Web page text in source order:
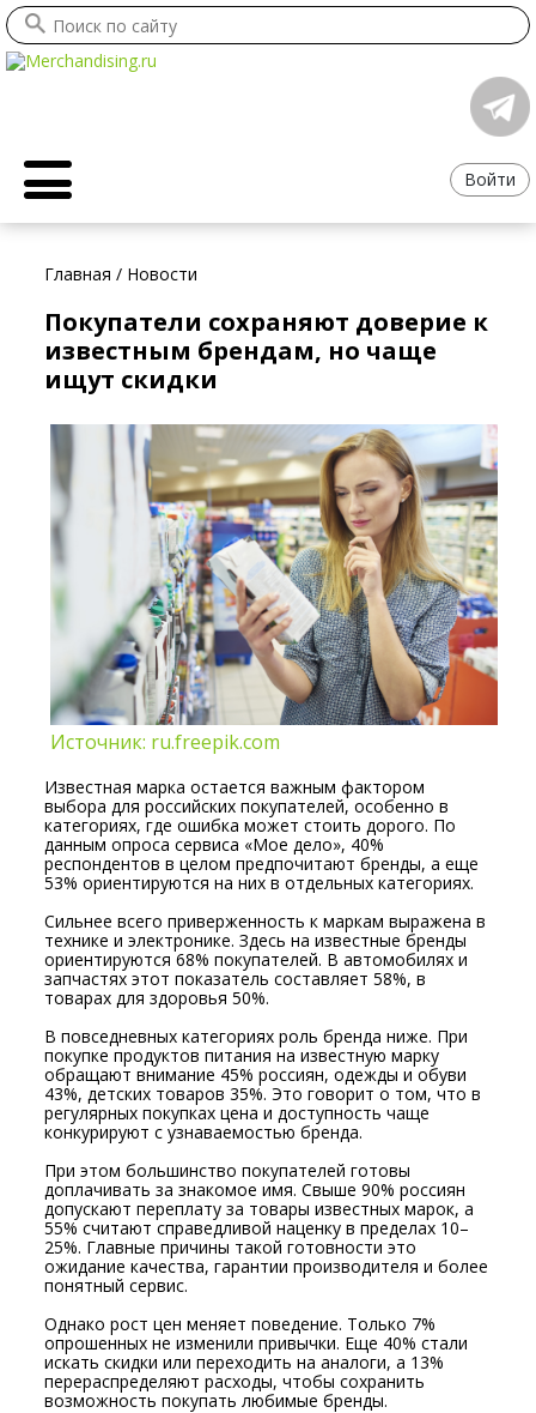
Войти
Главная / Новости
Покупатели сохраняют доверие к
известным брендам, но чаще
ищут скидки
Источник: ru.freepik.com
Известная марка остается важным фактором
выбора для российских покупателей, особенно в
категориях, где ошибка может стоить дорого. По
данным опроса сервиса «Мое дело», 40%
респондентов в целом предпочитают бренды, а еще
53% ориентируются на них в отдельных категориях.
Сильнее всего приверженность к маркам выражена в
технике и электронике. Здесь на известные бренды
ориентируются 68% покупателей. В автомобилях и
запчастях этот показатель составляет 58%, в
товарах для здоровья 50%.
В повседневных категориях роль бренда ниже. При
покупке продуктов питания на известную марку
обращают внимание 45% россиян, одежды и обуви
43%, детских товаров 35%. Это говорит о том, что в
регулярных покупках цена и доступность чаще
конкурируют с узнаваемостью бренда.
При этом большинство покупателей готовы
доплачивать за знакомое имя. Свыше 90% россиян
допускают переплату за товары известных марок, а
55% считают справедливой наценку в пределах 10–
25%. Главные причины такой готовности это
ожидание качества, гарантии производителя и более
понятный сервис.
Однако рост цен меняет поведение. Только 7%
опрошенных не изменили привычки. Еще 40% стали
искать скидки или переходить на аналоги, а 13%
перераспределяют расходы, чтобы сохранить
возможность покупать любимые бренды.